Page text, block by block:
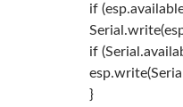
if
if
}